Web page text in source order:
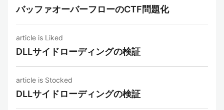
バッファオーバーフローのCTF問題化
article is Liked
DLLサイドローディングの検証
article is Stocked
DLLサイドローディングの検証